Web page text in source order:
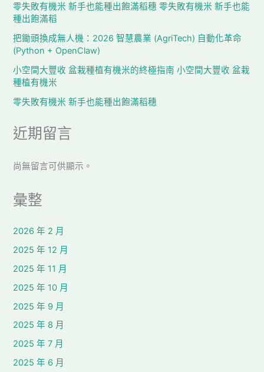
零失敗有機米 新手也能種出飽滿稻穗 零失敗有機米 新手也能
種出飽滿稻
把鋤頭換成無人機：2026 智慧農業 (AgriTech) 自動化革命
(Python + OpenClaw)
小空間大豐收 盆栽種植有機米的終極指南 小空間大豐收 盆栽
種植有機米
零失敗有機米 新手也能種出飽滿稻穗
近期留言
尚無留言可供顯示。
彙整
2026 年 2 月
2025 年 12 月
2025 年 11 月
2025 年 10 月
2025 年 9 月
2025 年 8 月
2025 年 7 月
2025 年 6 月